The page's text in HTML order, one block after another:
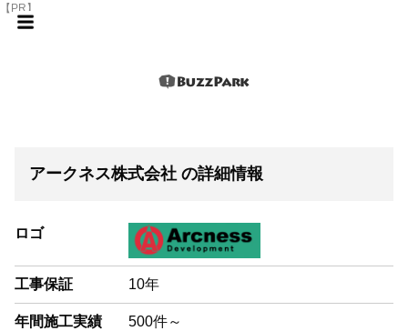
【PR】
アークネス株式会社 の詳細情報
ロゴ
工事保証 10年
年間施工実績 500件～